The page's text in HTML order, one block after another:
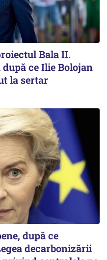
Bala II.
ce Ilie Bolojan
la sertar
după ce
decarbonizării